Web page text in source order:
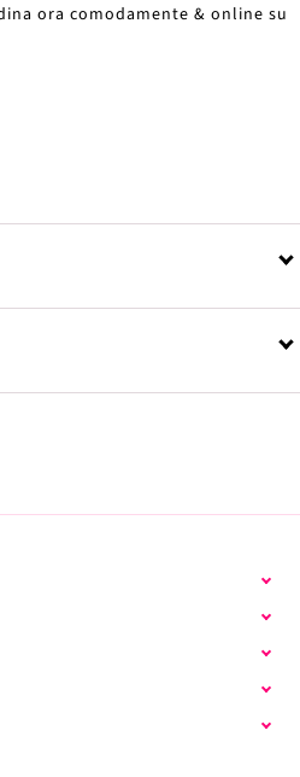
ora comodamente & online su